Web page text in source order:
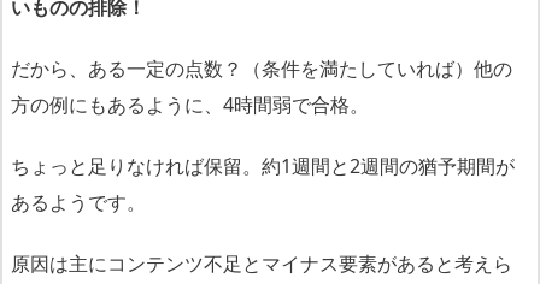
いものの排除！
だから、ある一定の点数？（条件を満たしていれば）他の
方の例にもあるように、4時間弱で合格。
ちょっと足りなければ保留。約1週間と2週間の猶予期間が
あるようです。
原因は主にコンテンツ不足とマイナス要素があると考えら